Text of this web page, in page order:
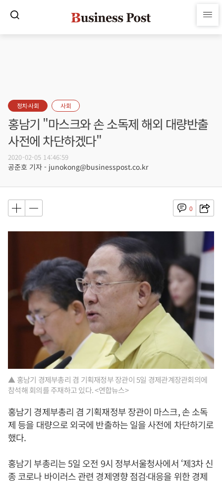
정치·사회 사회
홍남기 "마스크와 손 소독제 해외 대량반출
사전에 차단하겠다"
2020-02-05 14:46:59
공준호 기자 - junokong@businesspost.co.kr
0
▲ 홍남기 경제부총리 겸 기획재정부 장관이 5일 경제관계장관회의에
참석해 회의를 주재하고 있다. <연합뉴스>
홍남기 경제부총리 겸 기획재정부 장관이 마스크, 손 소독
제 등을 대량으로 외국에 반출하는 일을 사전에 차단하기로
했다.
홍남기 부총리는 5일 오전 9시 정부서울청사에서 ‘제3차 신
종 코로나 바이러스 관련 경제영향 점검·대응을 위한 경제